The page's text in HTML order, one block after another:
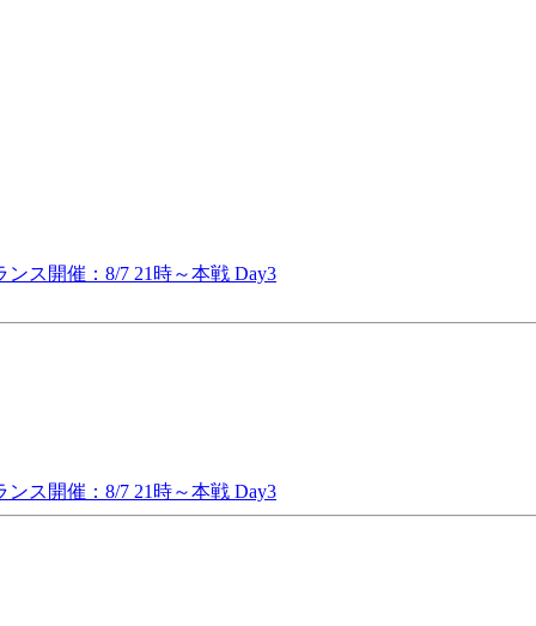
ス開催：8/7 21時～本戦 Day3
ス開催：8/7 21時～本戦 Day3